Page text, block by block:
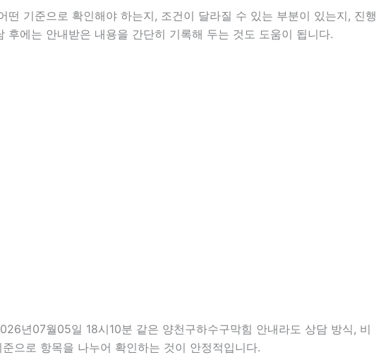
기준으로 확인해야 하는지, 조건이 달라질 수 있는 부분이 있는지, 진행
에는 안내받은 내용을 간단히 기록해 두는 것도 도움이 됩니다.
년07월05일 18시10분 같은 양천구하수구막힘 안내라도 상담 방식, 비
으로 항목을 나누어 확인하는 것이 안정적입니다.